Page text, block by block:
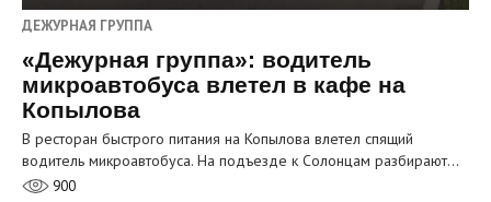
ДЕЖУРНАЯ ГРУППА
«Дежурная группа»: водитель
микроавтобуса влетел в кафе на
Копылова
В ресторан быстрого питания на Копылова влетел спящий
водитель микроавтобуса. На подъезде к Солонцам разбирают…
900